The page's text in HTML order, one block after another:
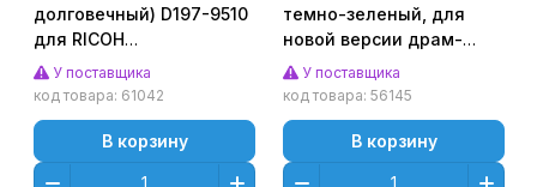
долговечный) D197-9510
для RICOH
MP2555SP/3055SP/3555SP/4055SP,
IM 2500/3000 (CET),
У поставщика
код товара: 61042
В корзину
темно-зеленый, для
новой версии драм-
юнита) для RICOH
MPC3003 (CET),
У поставщика
код товара: 56145
В корзину